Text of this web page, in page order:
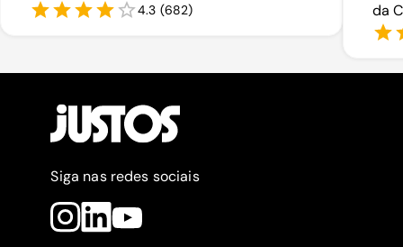
4.3 (682)
da
Siga nas redes sociais